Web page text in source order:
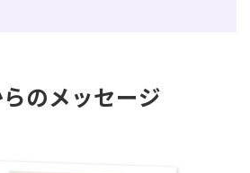
のメッセージ